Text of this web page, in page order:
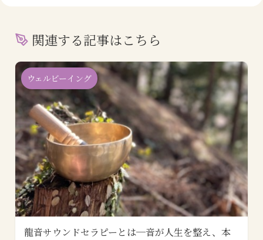
関連する記事はこちら
ウェルビーイング
龍音サウンドセラピーとは─音が人生を整え、本